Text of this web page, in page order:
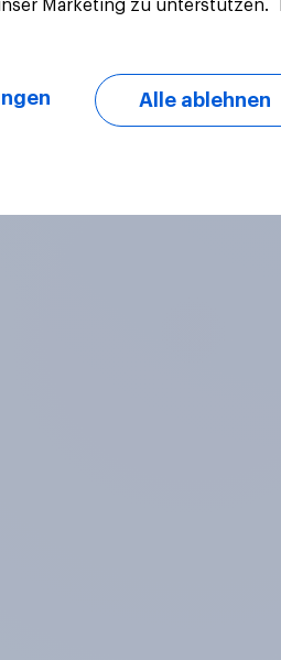
Marketing zu unterstützen.
Alle ablehnen